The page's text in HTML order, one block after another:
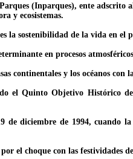
(Inparques), ente adscrito
y ecosistemas.
la sostenibilidad de la vida en el
en procesos
continentales y los océanos con
el Quinto Objetivo Histórico
de diciembre de 1994,
el choque con las festividades